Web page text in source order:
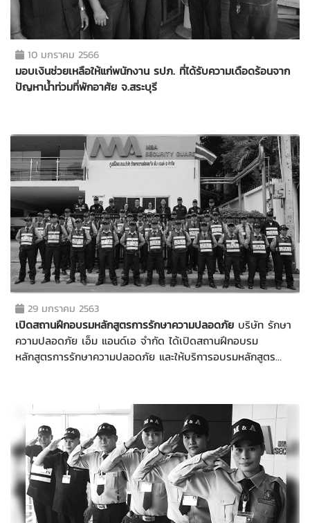
10 มกราคม 2566
มอบเงินช่วยเหลือให้แก่พนักงาน รปภ. ที่ได้รับความเดือดร้อนจาก
ปัญหาน้ำท่วมที่พักอาศัย จ.สระบุรี
29 มกราคม 2563
เปิดสถานฝึกอบรมหลักสูตรการรักษาความปลอดภัย บริษัท รักษา
ความปลอดภัย เอ็ม แอนด์เอ จำกัด ได้เปิดสถานฝึกอบรม
หลักสูตรการรักษาความปลอดภัย และให้บริการอบรมหลักสูตร